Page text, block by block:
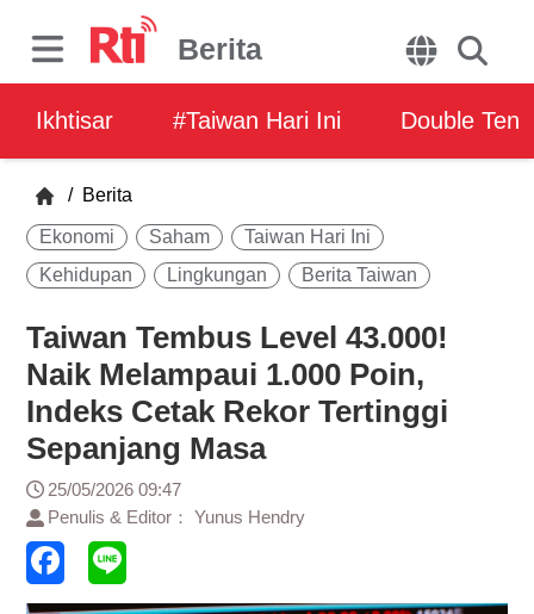
Berita
Ikhtisar #Taiwan Hari Ini Double Ten
/ Berita
Ekonomi Saham
Taiwan Hari Ini
Kehidupan
Lingkungan Berita Taiwan
Taiwan Tembus Level 43.000!
Naik Melampaui 1.000 Poin,
Indeks Cetak Rekor Tertinggi
Sepanjang Masa
25/05/2026 09:47
Penulis & Editor： Yunus Hendry